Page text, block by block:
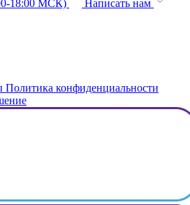
18:00 МСК)
Написать нам
Политика конфиденциальности